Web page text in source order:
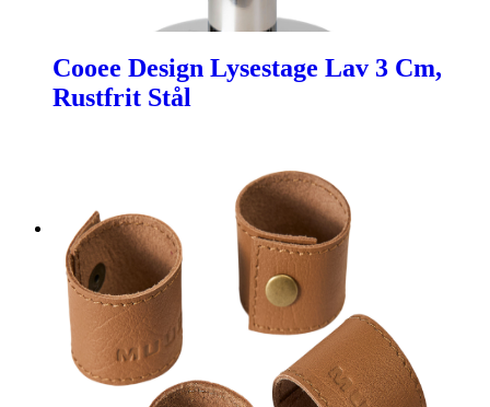
Cooee Design Lysestage Lav 3 Cm,
Rustfrit Stål